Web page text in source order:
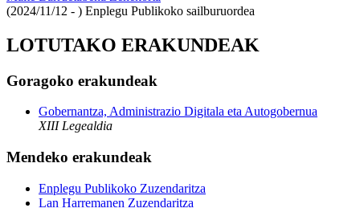
(2024/11/12 - ) Enplegu Publikoko sailburuordea
LOTUTAKO ERAKUNDEAK
Goragoko erakundeak
Gobernantza, Administrazio Digitala eta Autogobernua
XIII Legealdia
Mendeko erakundeak
Enplegu Publikoko Zuzendaritza
Lan Harremanen Zuzendaritza